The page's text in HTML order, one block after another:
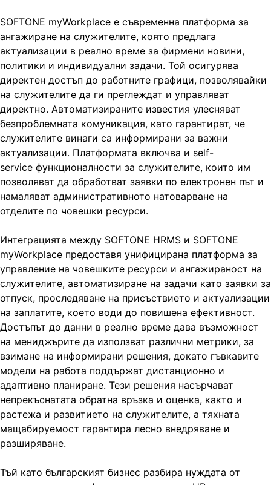
SOFTONE myWorkplace е съвременна платформа за
ангажиране на служителите, която предлага
актуализации в реално време за фирмени новини,
политики и индивидуални задачи. Той осигурява
директен достъп до работните графици, позволявайки
на служителите да ги преглеждат и управляват
директно. Автоматизираните известия улесняват
безпроблемната комуникация, като гарантират, че
служителите винаги са информирани за важни
актуализации. Платформата включва и self-
service функционалности за служителите, които им
позволяват да обработват заявки по електронен път и
намаляват административното натоварване на
отделите по човешки ресурси.
Интеграцията между SOFTONE HRMS и SOFTONE
myWorkplace предоставя унифицирана платформа за
управление на човешките ресурси и ангажираност на
служителите, автоматизиране на задачи като заявки за
отпуск, проследяване на присъствието и актуализации
на заплатите, което води до повишена ефективност.
Достъпът до данни в реално време дава възможност
на мениджърите да използват различни метрики, за
взимане на информирани решения, докато гъвкавите
модели на работа поддържат дистанционно и
адаптивно планиране. Тези решения насърчават
непрекъснатата обратна връзка и оценка, както и
растежа и развитието на служителите, а тяхната
мащабируемост гарантира лесно внедряване и
разширяване.
Тъй като българският бизнес разбира нуждата от